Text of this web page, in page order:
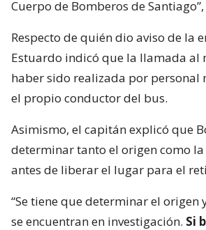
Cuerpo de Bomberos de
Respecto de quién dio aviso de la
Estuardo indicó que la llamada al
haber sido realizada por personal
el propio conductor del bus.
Asimismo, el capitán explicó que
determinar tanto el origen como
antes de liberar el lugar para el
“Se tiene que determinar el origen
se encuentran en investigación. Si